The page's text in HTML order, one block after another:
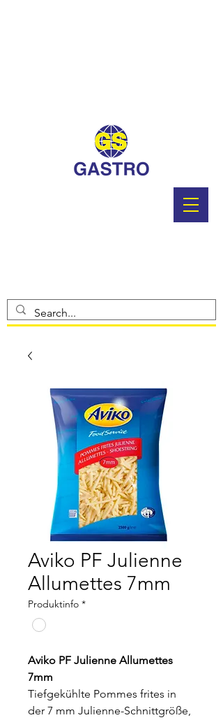
Aviko PF Julienne
Allumettes 7mm
Produktinfo *
Aviko PF Julienne Allumettes
7mm
Tiefgekühlte Pommes frites in
der 7 mm Julienne-Schnittgröße,